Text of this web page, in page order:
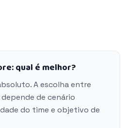
qual é melhor?
A escolha entre
de cenário
do time e objetivo de